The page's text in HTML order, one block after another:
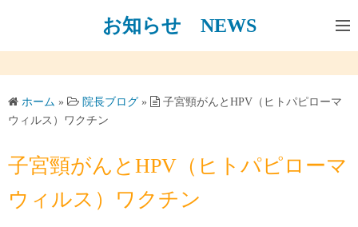
テ
キ
プ
お知らせ NEWS
ホーム » 院長ブログ »
子宮頸がんとHPV（ヒトパピローマ
ウィルス）ワクチン
子宮頸がんとHPV（ヒトパピローマ
ウィルス）ワクチン